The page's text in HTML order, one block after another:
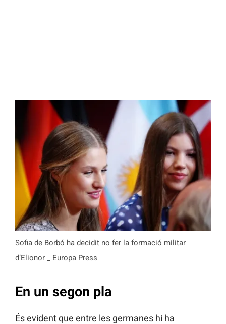
Sofia de Borbó ha decidit no fer la formació militar
d’Elionor _ Europa Press
En un segon pla
És evident que entre les germanes hi ha